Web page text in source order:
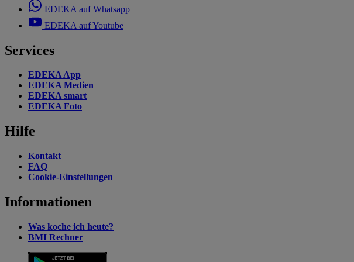
EDEKA auf Whatsapp
EDEKA auf Youtube
Services
EDEKA App
EDEKA Medien
EDEKA smart
EDEKA Foto
Hilfe
Kontakt
FAQ
Cookie-Einstellungen
Informationen
Was koche ich heute?
BMI Rechner